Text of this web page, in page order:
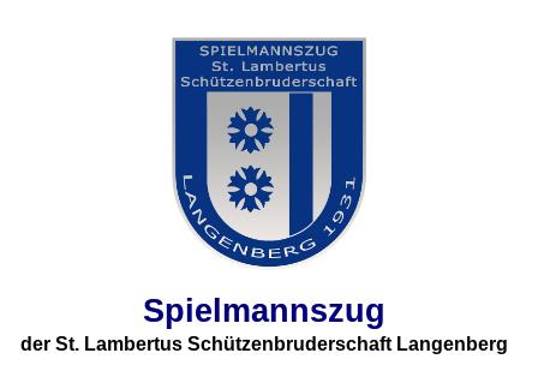
Spielmannszug
der St. Lambertus Schützenbruderschaft Langenberg